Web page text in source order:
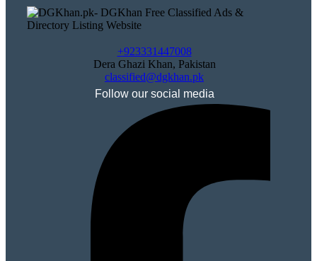
+923331447008
Dera Ghazi Khan, Pakistan
classified@dgkhan.pk
Follow our social media